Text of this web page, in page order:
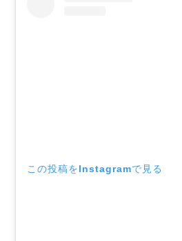
この投稿をInstagramで見る